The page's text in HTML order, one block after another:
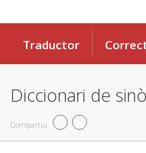
Traductor
Diccionari de
Compartiu